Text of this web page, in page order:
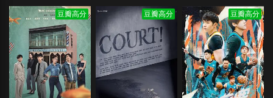
豆瓣高分 豆瓣高分 豆瓣高分